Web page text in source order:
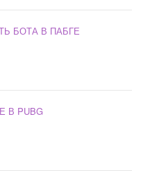
БОТА В ПАБГЕ
В PUBG